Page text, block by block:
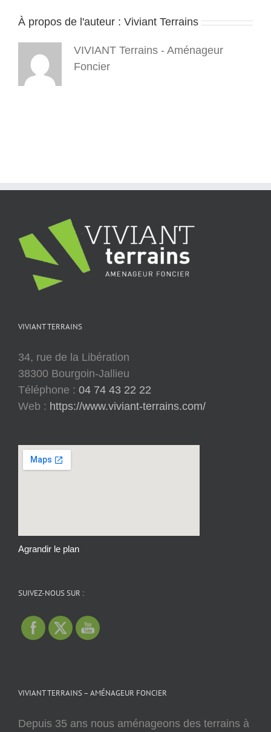
(13)
À propos de l'auteur : Viviant Terrains
VIVIANT Terrains - Aménageur
Foncier
VIVIANT TERRAINS
34, rue de la Libération
38300 Bourgoin-Jallieu
Téléphone : 04 74 43 22 22
Web : https://www.viviant-terrains.com/
Agrandir le plan
SUIVEZ-NOUS SUR :
VIVIANT TERRAINS – AMÉNAGEUR FONCIER
Depuis 35 ans nous aménageons des terrains à